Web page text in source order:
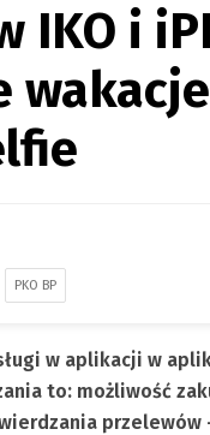
IKO i
PKO BP
w aplikacji w
to: możliwość
przelewów